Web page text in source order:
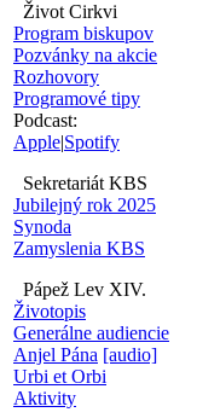
Život Cirkvi
Program biskupov
Pozvánky na akcie
Rozhovory
Programové tipy
Podcast:
Apple|Spotify
Sekretariát KBS
Jubilejný rok 2025
Synoda
Zamyslenia KBS
Pápež Lev XIV.
Životopis
Generálne audiencie
Anjel Pána [audio]
Urbi et Orbi
Aktivity